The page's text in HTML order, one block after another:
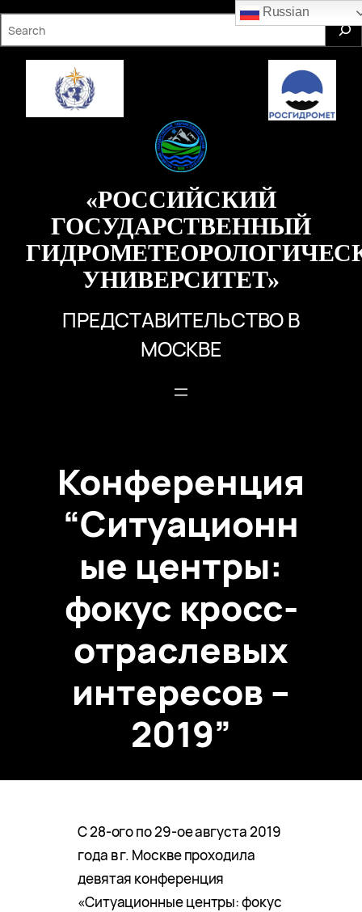
к
содержимому
S
r
«РОССИЙСКИЙ
ГОСУДАРСТВЕННЫЙ
УНИВЕРСИТЕТ»
ПРЕДСТАВИТЕЛЬСТВО В
МОСКВЕ
Конференция
“Ситуационн
ые центры:
фокус кросс-
отраслевых
интересов –
2019”
С 28-ого по 29-ое августа 2019
года в г. Москве проходила
девятая конференция
«Ситуационные центры: фокус
Russian